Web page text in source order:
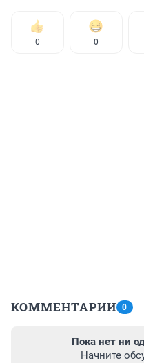
0 0
КОММЕНТАРИИ 0
Пока нет ни
Начните